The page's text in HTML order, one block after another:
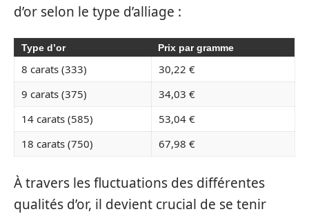
d’or selon le type d’alliage :
Type d’or Prix par gramme
8 carats (333)
30,22 €
9 carats (375)
34,03 €
14 carats (585)
53,04 €
18 carats (750)
67,98 €
À travers les fluctuations des différentes
qualités d’or, il devient crucial de se tenir